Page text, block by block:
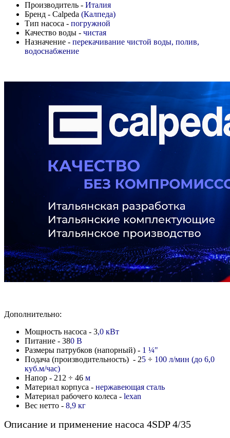
Производитель - Италия
Бренд - Calpeda (Калпеда)
Тип насоса - погружной
Качество воды - чистая
Назначение - перекачивание чистой воды, полив,
водоснабжение
Дополнительно:
Мощность насоса - 3,0 кВт
Питание - 380 В
Размеры патрубков (напорный) - 1 ¼"
Подача (производительность) - 25 ÷ 100 л/мин (до 6,0
куб.м/час)
Напор - 212 ÷ 46 м
Материал корпуса - нержавеющая сталь
Материал рабочего колеса - lexan
Вес нетто - 8,9 кг
Описание и применение насоса 4SDP 4/35